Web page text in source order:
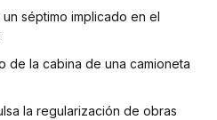
séptimo implicado en el
de la cabina de una camioneta
la regularización de obras